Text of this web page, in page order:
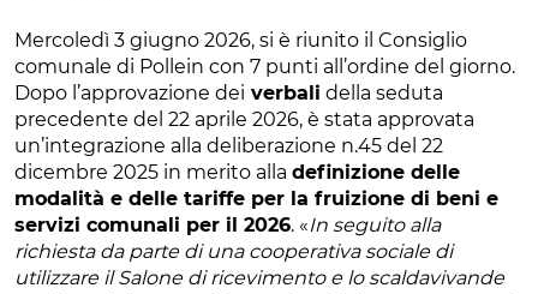
Mercoledì 3 giugno 2026, si è riunito il Consiglio
comunale di Pollein con 7 punti all’ordine del giorno.
Dopo l’approvazione dei verbali della seduta
precedente del 22 aprile 2026, è stata approvata
un’integrazione alla deliberazione n.45 del 22
dicembre 2025 in merito alla definizione delle
modalità e delle tariffe per la fruizione di beni e
servizi comunali per il 2026. «In seguito alla
richiesta da parte di una cooperativa sociale di
utilizzare il Salone di ricevimento e lo scaldavivande